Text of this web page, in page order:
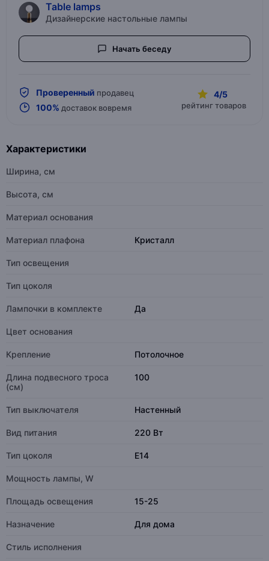
Table lamps
Дизайнерские настольные лампы
Начать беседу
Проверенный продавец
100% доставок вовремя
4/5
рейтинг товаров
Характеристики
Ширина, см
Высота, см
Материал основания
Материал плафона Кристалл
Тип освещения
Тип цоколя
Лампочки в комплекте Да
Цвет основания
Крепление Потолочное
Длина подвесного троса
(см)
100
Тип выключателя Настенный
Вид питания 220 Вт
Тип цоколя E14
Мощность лампы, W
Площадь освещения 15-25
Назначение Для дома
Стиль исполнения